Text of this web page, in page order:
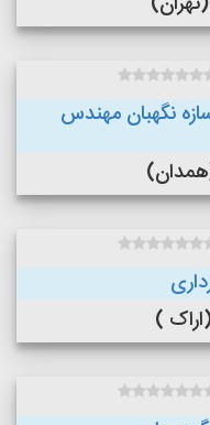
نگهبان مهندس